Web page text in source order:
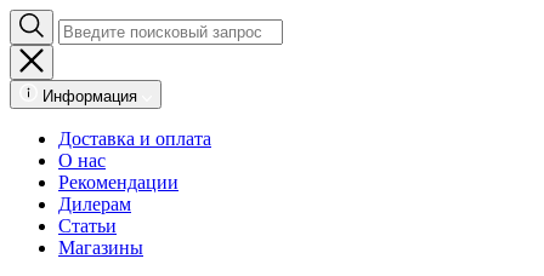
Информация
Доставка и оплата
О нас
Рекомендации
Дилерам
Статьи
Магазины